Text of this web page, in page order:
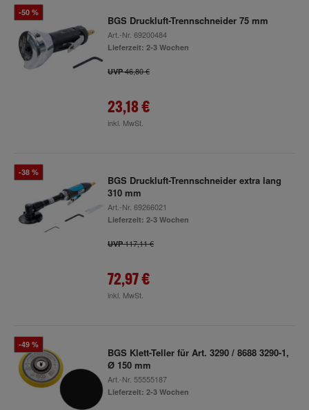
-50 %
BGS Druckluft-Trennschneider 75 mm
Art.-Nr. 69200484
Lieferzeit: 2-3 Wochen
UVP46,80 €
23,18 €
inkl. MwSt.
-38 %
BGS Druckluft-Trennschneider extra lang
310 mm
Art.-Nr. 69266021
Lieferzeit: 2-3 Wochen
UVP117,11 €
72,97 €
inkl. MwSt.
-49 %
BGS Klett-Teller für Art. 3290 / 8688 3290-1,
Ø 150 mm
Art.-Nr. 55555187
Lieferzeit: 2-3 Wochen